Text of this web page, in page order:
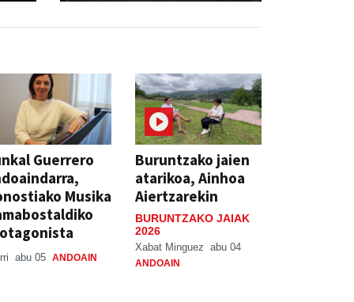
Guerrero
Musika
abu 05 ANDOAIN
Buruntzako jaien
atarikoa, Ainhoa
Aiertzarekin
BURUNTZAKO JAIAK
2026
Xabat Minguez abu 04
ANDOAIN